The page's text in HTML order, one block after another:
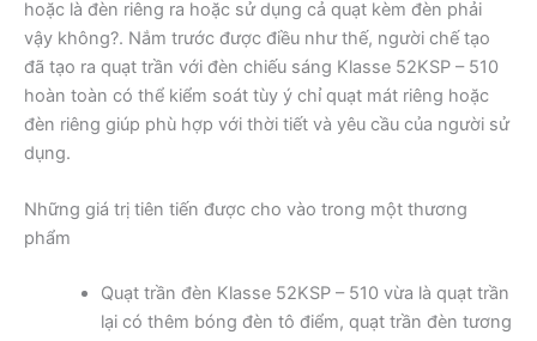
hoặc là đèn riêng ra hoặc sử dụng cả quạt kèm đèn phải
vậy không?. Nắm trước được điều như thế, người chế tạo
đã tạo ra quạt trần với đèn chiếu sáng Klasse 52KSP – 510
hoàn toàn có thể kiểm soát tùy ý chỉ quạt mát riêng hoặc
đèn riêng giúp phù hợp với thời tiết và yêu cầu của người sử
dụng.
Những giá trị tiên tiến được cho vào trong một thương
phẩm
Quạt trần đèn Klasse 52KSP – 510 vừa là quạt trần
lại có thêm bóng đèn tô điểm, quạt trần đèn tương